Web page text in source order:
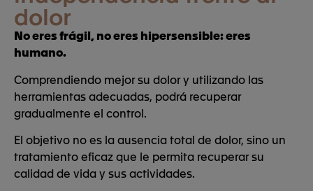
dolor
No eres frágil, no eres hipersensible: eres
humano.
Comprendiendo mejor su dolor y utilizando las
herramientas adecuadas, podrá recuperar
gradualmente el control.
El objetivo no es la ausencia total de dolor, sino un
tratamiento eficaz que le permita recuperar su
calidad de vida y sus actividades.